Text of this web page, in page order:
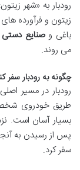
رودبار به «شهر
زیتون و فرآورده
باغی وصنایع دستی
می روند.
چگونه به رودبار سفر
رودبار در مسیر
طریق خودروی
بسیار آسان است.
پس از رسیدن به
سفر کرد.